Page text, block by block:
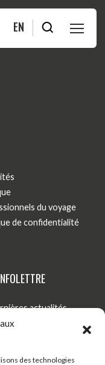
des technologies
EN
du voyage
de confidentialité
actualités,
courriel!